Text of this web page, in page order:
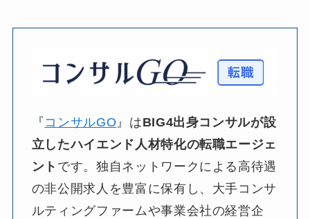
『 コンサルGO』は​BIG4出身コンサルが設
立したハイエンド人材特化の転職エージェ
ント です。​独自ネットワークに​よる​高待遇
の​非公開求人を​豊富に​保有し、​大手コンサ
ルティングファームや​事業会社の​経営企